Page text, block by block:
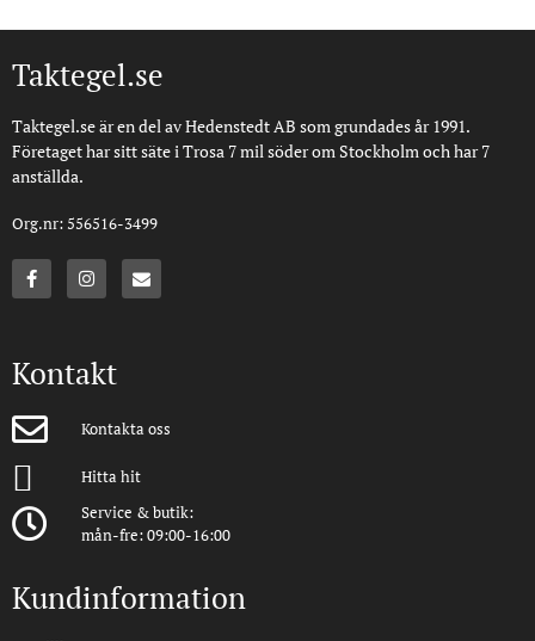
Taktegel.se
Taktegel.se är en del av Hedenstedt AB som grundades år 1991.
Företaget har sitt säte i Trosa 7 mil söder om Stockholm och har 7
anställda.
Org.nr: 556516-3499
Kontakt
Kontakta oss
Hitta hit
Service & butik:
mån-fre: 09:00-16:00
Kundinformation